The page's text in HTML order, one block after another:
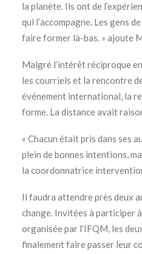
la planète. Ils ont de
qui l’accompagne. Les gens
faire former là-bas. » ajoute
Malgré l’intérêt réciproque
les courriels et la rencontre
événement international, la
forme. La distance avait
« Chacun était pris dans ses
plein de bonnes intentions,
la coordonnatrice
Il faudra attendre près deux
change. Invitées à participer à
organisée par l’IFQM, les
finalement faire passer leur